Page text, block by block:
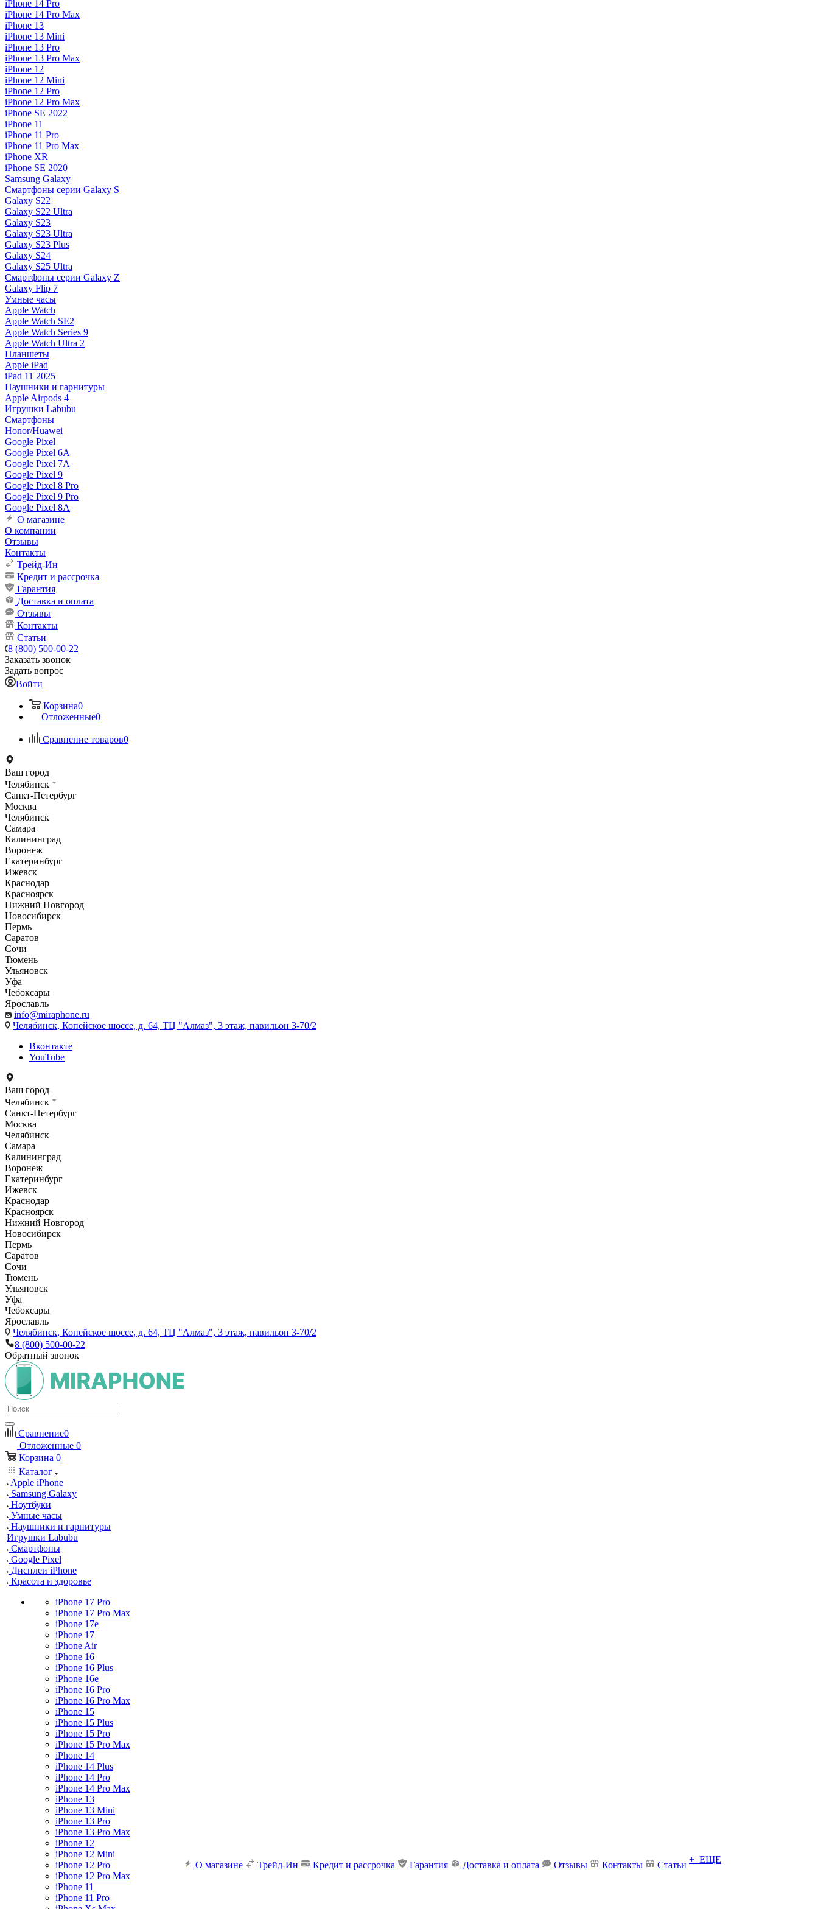
iPhone 14 Pro
iPhone 14 Pro Max
iPhone 13
iPhone 13 Mini
iPhone 13 Pro
iPhone 13 Pro Max
iPhone 12
iPhone 12 Mini
iPhone 12 Pro
iPhone 12 Pro Max
iPhone SE 2022
iPhone 11
iPhone 11 Pro
iPhone 11 Pro Max
iPhone XR
iPhone SE 2020
Samsung Galaxy
Смартфоны серии Galaxy S
Galaxy S22
Galaxy S22 Ultra
Galaxy S23
Galaxy S23 Ultra
Galaxy S23 Plus
Galaxy S24
Galaxy S25 Ultra
Смартфоны серии Galaxy Z
Galaxy Flip 7
Умные часы
Apple Watch
Apple Watch SE2
Apple Watch Series 9
Apple Watch Ultra 2
Планшеты
Apple iPad
iPad 11 2025
Наушники и гарнитуры
Apple Airpods 4
Игрушки Labubu
Смартфоны
Honor/Huawei
Google Pixel
Google Pixel 6A
Google Pixel 7А
Google Pixel 9
Google Pixel 8 Pro
Google Pixel 9 Pro
Google Pixel 8A
О магазине
О компании
Отзывы
Контакты
Трейд-Ин
Кредит и рассрочка
Гарантия
Доставка и оплата
Отзывы
Контакты
Статьи
8 (800) 500-00-22
Заказать звонок
Задать вопрос
Войти
Корзина0
Отложенные0
Сравнение товаров0
Ваш город
Челябинск
Санкт-Петербург
Москва
Челябинск
Самара
Калининград
Воронеж
Екатеринбург
Ижевск
Краснодар
Красноярск
Нижний Новгород
Новосибирск
Пермь
Саратов
Сочи
Тюмень
Ульяновск
Уфа
Чебоксары
Ярославль
info@miraphone.ru
Челябинск, Копейское шоссе, д. 64, ТЦ "Алмаз", 3 этаж, павильон 3-70/2
Вконтакте
YouTube
Ваш город
Челябинск
Санкт-Петербург
Москва
Челябинск
Самара
Калининград
Воронеж
Екатеринбург
Ижевск
Краснодар
Красноярск
Нижний Новгород
Новосибирск
Пермь
Саратов
Сочи
Тюмень
Ульяновск
Уфа
Чебоксары
Ярославль
Челябинск, Копейское шоссе, д. 64, ТЦ "Алмаз", 3 этаж, павильон 3-70/2
8 (800) 500-00-22
Обратный звонок
Сравнение0
Отложенные 0
Корзина 0
Каталог
Apple iPhone
Samsung Galaxy
Ноутбуки
Умные часы
Наушники и гарнитуры
Игрушки Labubu
Смартфоны
Google Pixel
Дисплеи iPhone
Красота и здоровье
iPhone 17 Pro
iPhone 17 Pro Max
iPhone 17e
iPhone 17
iPhone Air
iPhone 16
iPhone 16 Plus
iPhone 16e
iPhone 16 Pro
iPhone 16 Pro Max
iPhone 15
iPhone 15 Plus
iPhone 15 Pro
iPhone 15 Pro Max
iPhone 14
iPhone 14 Plus
iPhone 14 Pro
iPhone 14 Pro Max
iPhone 13
iPhone 13 Mini
iPhone 13 Pro
iPhone 13 Pro Max
iPhone 12
iPhone 12 Mini
iPhone 12 Pro
iPhone 12 Pro Max
iPhone 11
iPhone 11 Pro
О магазине Трейд-Ин Кредит и рассрочка Гарантия Доставка и оплата Отзывы Контакты Статьи
+ ЕЩЕ